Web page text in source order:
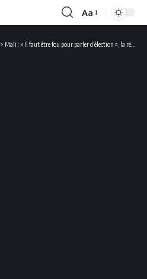
Font
Aa
> Mali : « Il faut être fou pour parler d’élection », la récente sortie du président Goita fait choux gras